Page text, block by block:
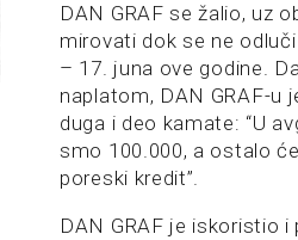
DAN GRAF se žalio, uz
mirovati dok se ne
– 17. juna ove godine.
naplatom, DAN GRAF-u
duga i deo kamate: “U
smo 100.000, a ostalo
poreski kredit”.
DAN GRAF je iskoristio